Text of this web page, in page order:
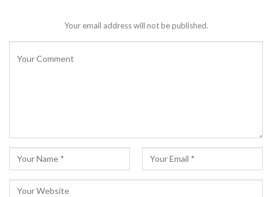
Your email address will not be published.